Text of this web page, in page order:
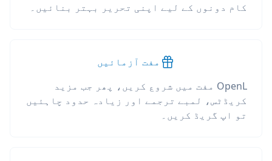
کام دونوں کے لیے اپنی تحریر بہتر بنائیں۔
مفت آزمائیں
OpenL مفت میں شروع کریں، پھر جب مزید
کریڈٹس، لمبے ترجمے اور زیادہ حدود چاہئیں
تو اپ گریڈ کریں۔